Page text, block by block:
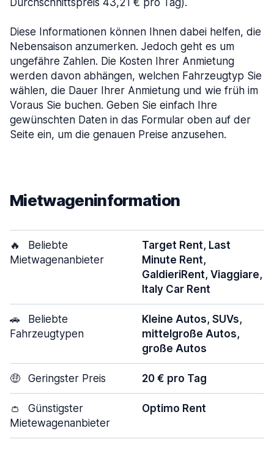
Durchschnittspreis 43,21 € pro Tag).
Diese Informationen können Ihnen dabei helfen, die
Nebensaison anzumerken. Jedoch geht es um
ungefähre Zahlen. Die Kosten Ihrer Anmietung
werden davon abhängen, welchen Fahrzeugtyp Sie
wählen, die Dauer Ihrer Anmietung und wie früh im
Voraus Sie buchen. Geben Sie einfach Ihre
gewünschten Daten in das Formular oben auf der
Seite ein, um die genauen Preise anzusehen.
Mietwageninformation
🔥
Beliebte
Mietwagenanbieter
Target Rent, Last
Minute Rent,
GaldieriRent, Viaggiare,
Italy Car Rent
🚗
Beliebte
Fahrzeugtypen
Kleine Autos, SUVs,
mittelgroße Autos,
große Autos
🤑 Geringster Preis 20 € pro Tag
👛
Günstigster
Mietewagenanbieter
Optimo Rent